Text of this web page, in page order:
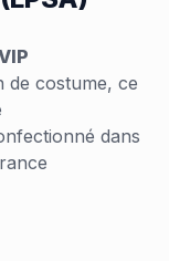
de costume, ce
dans